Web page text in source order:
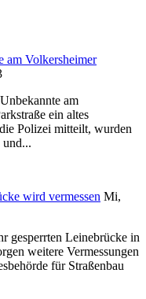
am Volkersheimer
am
ein altes
Polizei mitteilt, wurden
und...
wird vermessen Mi,
gesperrten Leinebrücke in
weitere Vermessungen
für Straßenbau